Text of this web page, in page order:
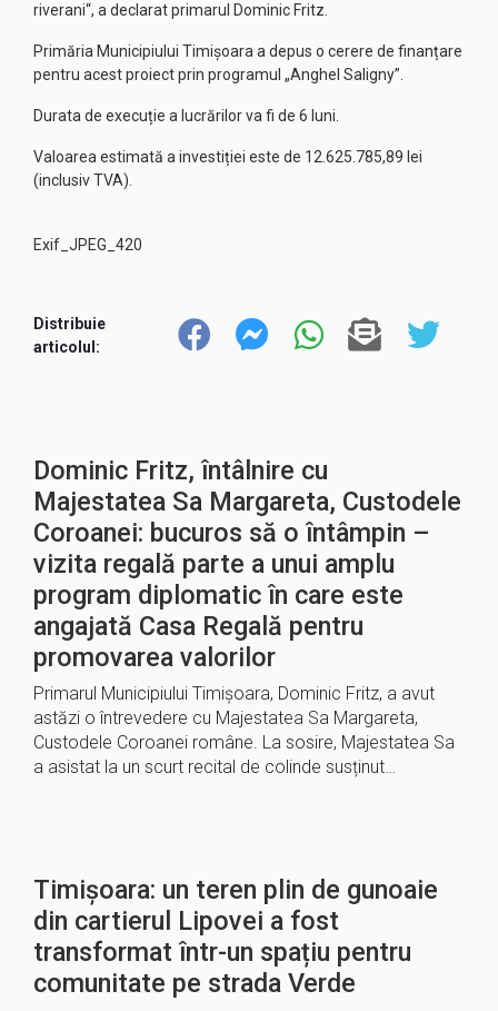
riverani“, a declarat primarul Dominic Fritz.
Primăria Municipiului Timișoara a depus o cerere de finanțare
pentru acest proiect prin programul „Anghel Saligny”.
Durata de execuție a lucrărilor va fi de 6 luni.
Valoarea estimată a investiției este de 12.625.785,89 lei
(inclusiv TVA).
Exif_JPEG_420
Distribuie
articolul:
Dominic Fritz, întâlnire cu
Majestatea Sa Margareta, Custodele
Coroanei: bucuros să o întâmpin –
vizita regală parte a unui amplu
program diplomatic în care este
angajată Casa Regală pentru
promovarea valorilor
Primarul Municipiului Timișoara, Dominic Fritz, a avut
astăzi o întrevedere cu Majestatea Sa Margareta,
Custodele Coroanei române. La sosire, Majestatea Sa
a asistat la un scurt recital de colinde susținut…
Timișoara: un teren plin de gunoaie
din cartierul Lipovei a fost
transformat într-un spațiu pentru
comunitate pe strada Verde